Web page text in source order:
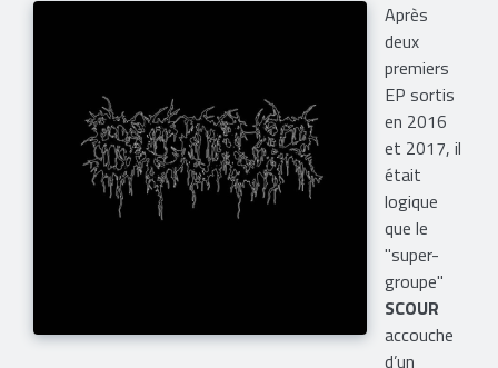
Après
deux
premiers
EP sortis
en 2016
et 2017, il
était
logique
que le
"super-
groupe"
SCOUR
accouche
d’un